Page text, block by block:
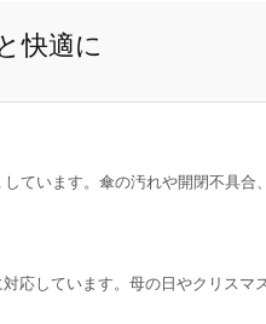
快適に
しています。傘の汚れや開閉不具合
応しています。母の日やクリスマ